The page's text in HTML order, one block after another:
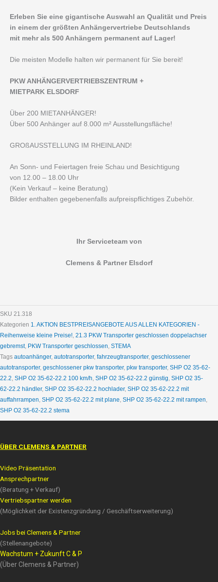
Erleben Sie eine gigantische Auswahl an Qualität und Preis
in einem der größten Anhängervertriebe Deutschlands
mit mehr als 500 Anhängern permanent auf Lager!
Die meisten Modelle halten wir permanent für Sie bereit!
PKW ANHÄNGERVERTRIEBSZENTRUM +
MIETPARK ELSDORF
Über 200 MIETANHÄNGER!
Über 500 Anhänger auf 8.000 m² Ausstellungsfläche!
GROßAUSSTELLUNG IM RHEINLAND!
An Sonn- und Feiertagen freie Schau und Besichtigung
von 12.00 – 18.00 Uhr
(Kein Verkauf – keine Beratung)
Bilder enthalten gegebenenfalls aufpreispflichtiges Zubehör.
Ihr Serviceteam von
Clemens & Partner Elsdorf
SKU 21.318
Kategorien 1. AKTION BESTPREISANGEBOTE AUS ALLEN KATEGORIEN -
Reihenweise kleine Preise!, 21.3 PKW Transporter geschlossen doppelachser
gebremst, PKW Transporter geschlossen, STEMA
Tags autoanhänger, autotransporter, fahrzeugtransporter, geschlossener
autotransporter, geschlossener pkw transporter, pkw transporter, SHP O2 35-62-
22.2, SHP O2 35-62-22.2 100 km/h, SHP O2 35-62-22.2 günstig, SHP O2 35-
62-22.2 händler, SHP O2 35-62-22.2 hochlader, SHP O2 35-62-22.2 mit
auffahrrampen, SHP O2 35-62-22.2 mit plane, SHP O2 35-62-22.2 mit rampen,
SHP O2 35-62-22.2 stema
ÜBER CLEMENS & PARTNER
Video Präsentation
Ansprechpartner
(Beratung + Verkauf)
Vertriebspartner werden
(Möglichkeit der Existenzgründung / Geschäftserweiterung)
Jobs bei Clemens & Partner
(Stellenangebote)
Wachstum + Zukunft C & P
(Über Clemens & Partner)